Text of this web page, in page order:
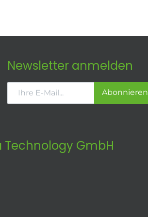
Newsletter anmelden
Abonnieren
GmbH